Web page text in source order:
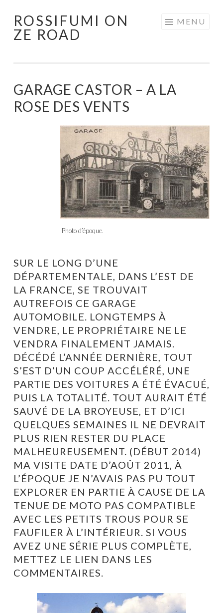
Aller
au
ROSSIFUMI ON
ZE ROAD
MENU
GARAGE CASTOR – A LA
ROSE DES VENTS
Photo d’époque.
SUR LE LONG D’UNE
DÉPARTEMENTALE, DANS L’EST DE
LA FRANCE, SE TROUVAIT
AUTREFOIS CE GARAGE
AUTOMOBILE. LONGTEMPS À
VENDRE, LE PROPRIÉTAIRE NE LE
VENDRA FINALEMENT JAMAIS.
DÉCÉDÉ L’ANNÉE DERNIÈRE, TOUT
S’EST D’UN COUP ACCÉLÉRÉ, UNE
PARTIE DES VOITURES A ÉTÉ ÉVACUÉ,
PUIS LA TOTALITÉ. TOUT AURAIT ÉTÉ
SAUVÉ DE LA BROYEUSE, ET D’ICI
QUELQUES SEMAINES IL NE DEVRAIT
PLUS RIEN RESTER DU PLACE
MALHEUREUSEMENT. (DÉBUT 2014)
MA VISITE DATE D’AOÛT 2011, À
L’ÉPOQUE JE N’AVAIS PAS PU TOUT
EXPLORER EN PARTIE À CAUSE DE LA
TENUE DE MOTO PAS COMPATIBLE
AVEC LES PETITS TROUS POUR SE
FAUFILER À L’INTÉRIEUR. SI VOUS
AVEZ UNE SÉRIE PLUS COMPLÈTE,
METTEZ LE LIEN DANS LES
COMMENTAIRES.